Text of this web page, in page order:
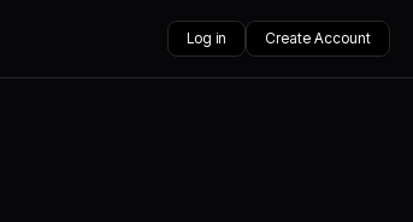
Log in Create Account